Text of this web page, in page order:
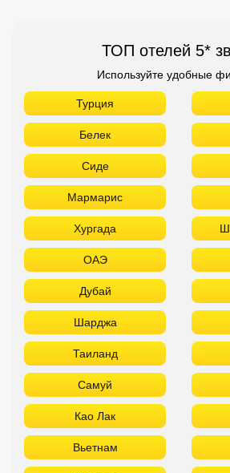
ТОП отелей 5*
Используйте удобные
Турция
Белек
Сиде
Мармарис
Хургада
ОАЭ
Дубай
Шарджа
Таиланд
Самуй
Као Лак
Вьетнам